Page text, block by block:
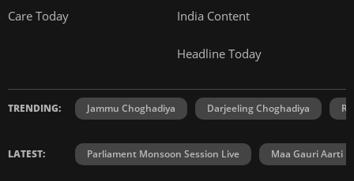
Care Today India Content
Headline Today
TRENDING: Jammu Choghadiya Darjeeling Choghadiya
LATEST: Parliament Monsoon Session Live Maa Gauri Aarti